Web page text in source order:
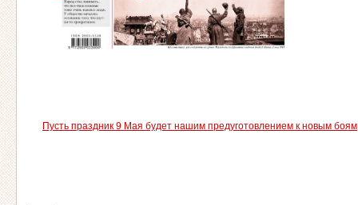
Пусть праздник 9 Мая будет нашим предуготовлением к новым боям